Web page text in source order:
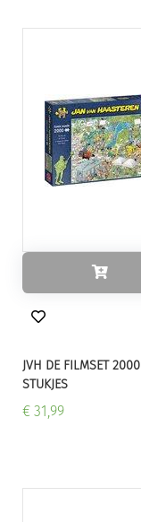
JVH DE FILMSET 2000
STUKJES
€ 31,99